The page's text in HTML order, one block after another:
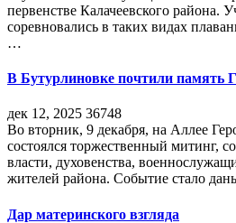
первенстве Калачеевского района.
соревновались в таких видах
…
В Бутурлиновке почтили память
дек 12, 2025 36748
Во вторник, 9 декабря, на Аллее
состоялся торжественный митинг,
власти, духовенства,
жителей района. Событие стало
Дар материнского взгляда